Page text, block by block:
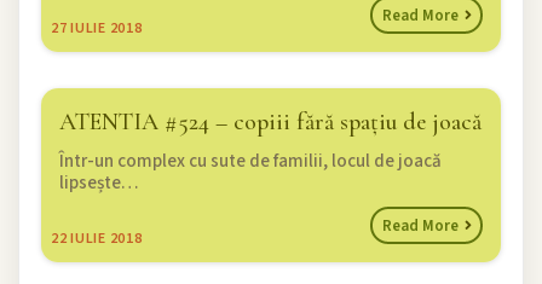
27IULIE 2018
Read More
ATENTIA #524 – copiii fără spațiu de joacă
22IULIE 2018
Într-un complex cu sute de familii, locul de joacă
lipsește…
Read More